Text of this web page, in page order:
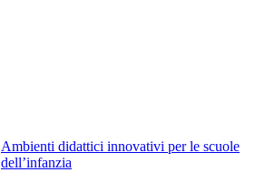
Ambienti didattici innovativi per le scuole
dell’infanzia